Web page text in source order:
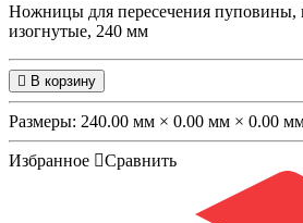
Ножницы для пересечения пуповины,
изогнутые, 240 мм
В корзину
Размеры: 240.00 мм × 0.00 мм × 0.00
Избранное Сравнить